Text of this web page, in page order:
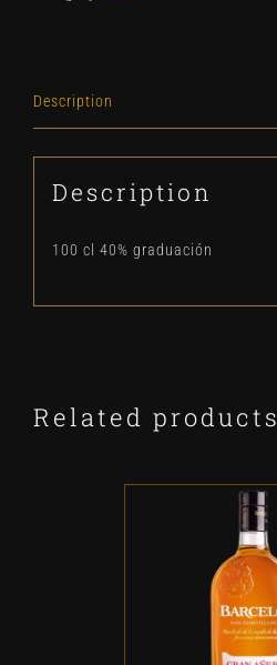
Description
Description
100 cl 40% graduación
Related products
ADD TO CART /